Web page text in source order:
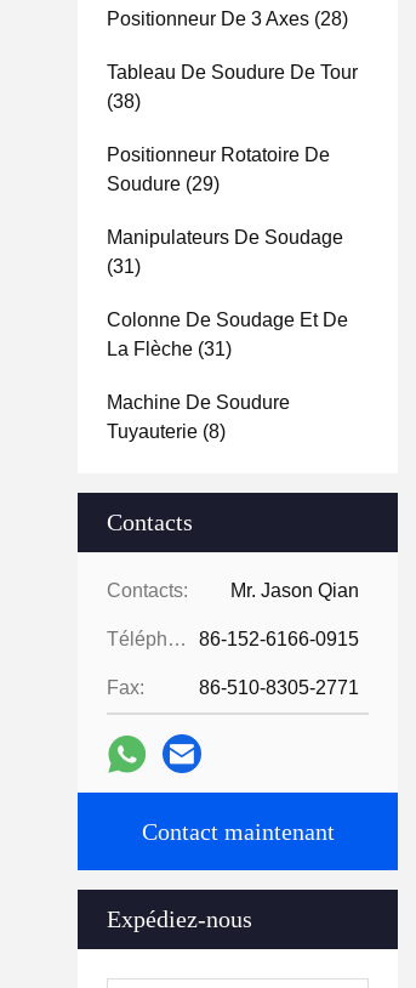
Positionneur De 3 Axes (28)
Tableau De Soudure De Tour
(38)
Positionneur Rotatoire De
Soudure (29)
Manipulateurs De Soudage
(31)
Colonne De Soudage Et De
La Flèche (31)
Machine De Soudure
Tuyauterie (8)
Contacts
Contacts: Mr. Jason Qian
Téléphone: 86-152-6166-0915
Fax: 86-510-8305-2771
Contact maintenant
Expédiez-nous